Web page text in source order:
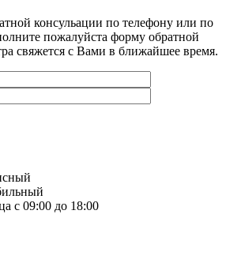
консульации по телефону или по
пожалуйста форму обратной
свяжется с Вами в ближайшее время.
с 09:00 до 18:00